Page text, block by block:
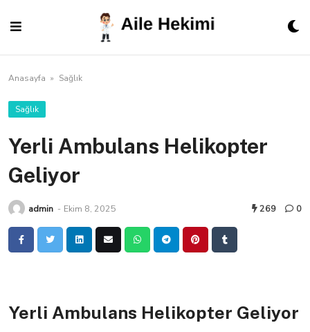
content
Anasayfa » Sağlık
Sağlık
Yerli Ambulans Helikopter
Geliyor
admin - Ekim 8, 2025 269 0
Yerli Ambulans Helikopter Geliyor